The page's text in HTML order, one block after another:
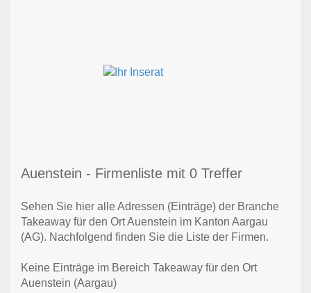
Auenstein - Firmenliste mit 0 Treffer
Sehen Sie hier alle Adressen (Einträge) der Branche
Takeaway für den Ort Auenstein im Kanton Aargau
(AG). Nachfolgend finden Sie die Liste der Firmen.
Keine Einträge im Bereich Takeaway für den Ort
Auenstein (Aargau)